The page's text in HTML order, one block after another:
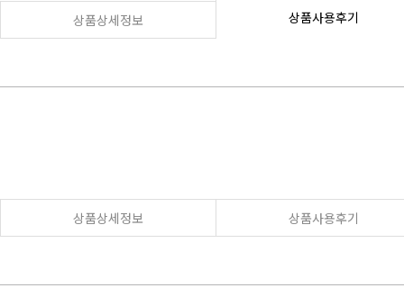
상품상세정보 상품사용후기
상품상세정보 상품사용후기